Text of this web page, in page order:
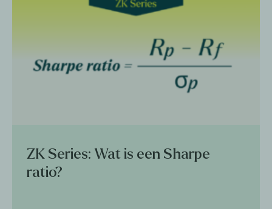
ZK Series: Wat is een Sharpe
ratio?